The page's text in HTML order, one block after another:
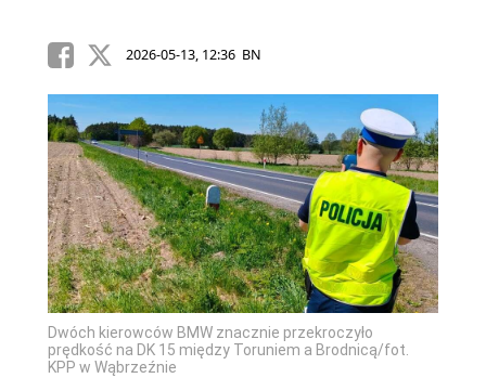
2026-05-13, 12:36 BN
Dwóch kierowców BMW znacznie przekroczyło
prędkość na DK 15 między Toruniem a Brodnicą/fot.
KPP w Wąbrzeźnie